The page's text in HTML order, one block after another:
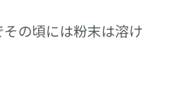
の頃には粉末は溶け